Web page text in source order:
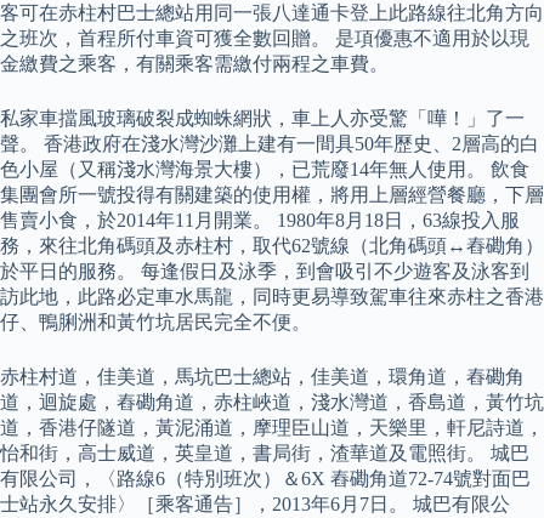
客可在赤柱村巴士總站用同一張八達通卡登上此路線往北角方向
之班次，首程所付車資可獲全數回贈。 是項優惠不適用於以現
金繳費之乘客，有關乘客需繳付兩程之車費。
私家車擋風玻璃破裂成蜘蛛網狀，車上人亦受驚「嘩！」了一
聲。 香港政府在淺水灣沙灘上建有一間具50年歷史、2層高的白
色小屋（又稱淺水灣海景大樓），已荒廢14年無人使用。 飲食
集團會所一號投得有關建築的使用權，將用上層經營餐廳，下層
售賣小食，於2014年11月開業。 1980年8月18日，63線投入服
務，來往北角碼頭及赤柱村，取代62號線（北角碼頭↔舂磡角）
於平日的服務。 每逢假日及泳季，到會吸引不少遊客及泳客到
訪此地，此路必定車水馬龍，同時更易導致駕車往來赤柱之香港
仔、鴨脷洲和黃竹坑居民完全不便。
赤柱村道，佳美道，馬坑巴士總站，佳美道，環角道，舂磡角
道，迴旋處，舂磡角道，赤柱峽道，淺水灣道，香島道，黃竹坑
道，香港仔隧道，黃泥涌道，摩理臣山道，天樂里，軒尼詩道，
怡和街，高士威道，英皇道，書局街，渣華道及電照街。 城巴
有限公司，〈路線6（特別班次）＆6X 舂磡角道72-74號對面巴
士站永久安排〉［乘客通告］，2013年6月7日。 城巴有限公